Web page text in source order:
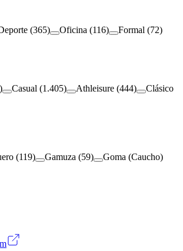
(365) Oficina (116) Formal (72)
) Casual (1.405) Athleisure (444)
Clásico
(119) Gamuza (59)
Goma (Caucho)